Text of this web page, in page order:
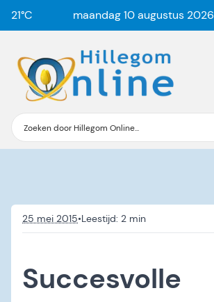
21°C maandag 10 augustus 2026
25 mei 2015•
Succesvolle